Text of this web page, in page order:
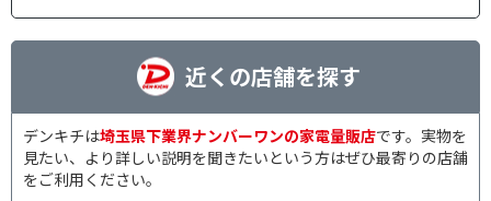
近くの店舗を探す
デンキチは埼玉県下業界ナンバーワンの家電量販店です。実物を
見たい、より詳しい説明を聞きたいという方はぜひ最寄りの店舗
をご利用ください。